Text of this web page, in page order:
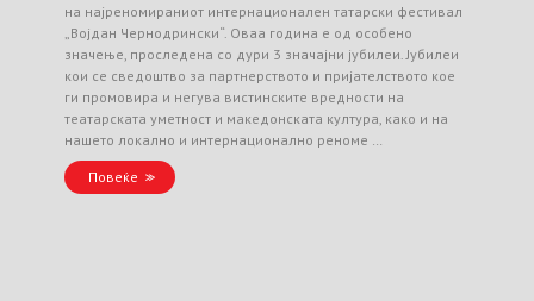
на најреномираниот интернационален татарски фестивал
„Војдан Чернодрински“. Оваа година е од особено
значење, проследена со дури 3 значајни јубилеи. Јубилеи
кои се сведоштво за партнерството и пријателството кое
ги промовира и негува вистинските вредности на
театарската уметност и македонската култура, како и на
нашето локално и интернационално реноме …
Повеќе